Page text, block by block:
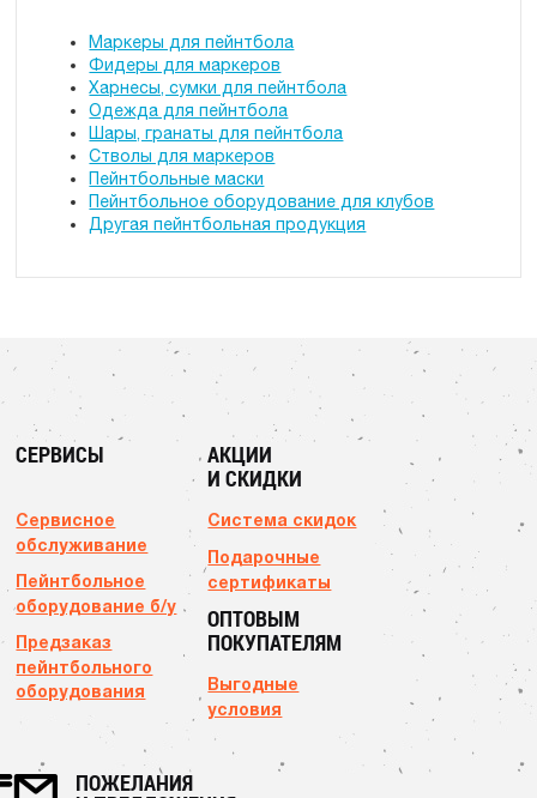
Маркеры для пейнтбола
Фидеры для маркеров
Харнесы, сумки для пейнтбола
Одежда для пейнтбола
Шары, гранаты для пейнтбола
Стволы для маркеров
Пейнтбольные маски
Пейнтбольное оборудование для клубов
Другая пейнтбольная продукция
СЕРВИСЫ
Сервисное
обслуживание
Пейнтбольное
оборудование б/у
Предзаказ
пейнтбольного
оборудования
АКЦИИ
И СКИДКИ
Система скидок
Подарочные
сертификаты
ОПТОВЫМ
ПОКУПАТЕЛЯМ
Выгодные
условия
ПОЖЕЛАНИЯ